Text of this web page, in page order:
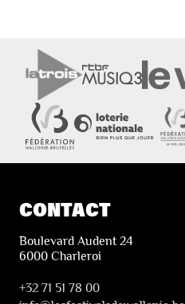
CONTACT
Boulevard Audent 24
6000 Charleroi
+32 71 51 78 00